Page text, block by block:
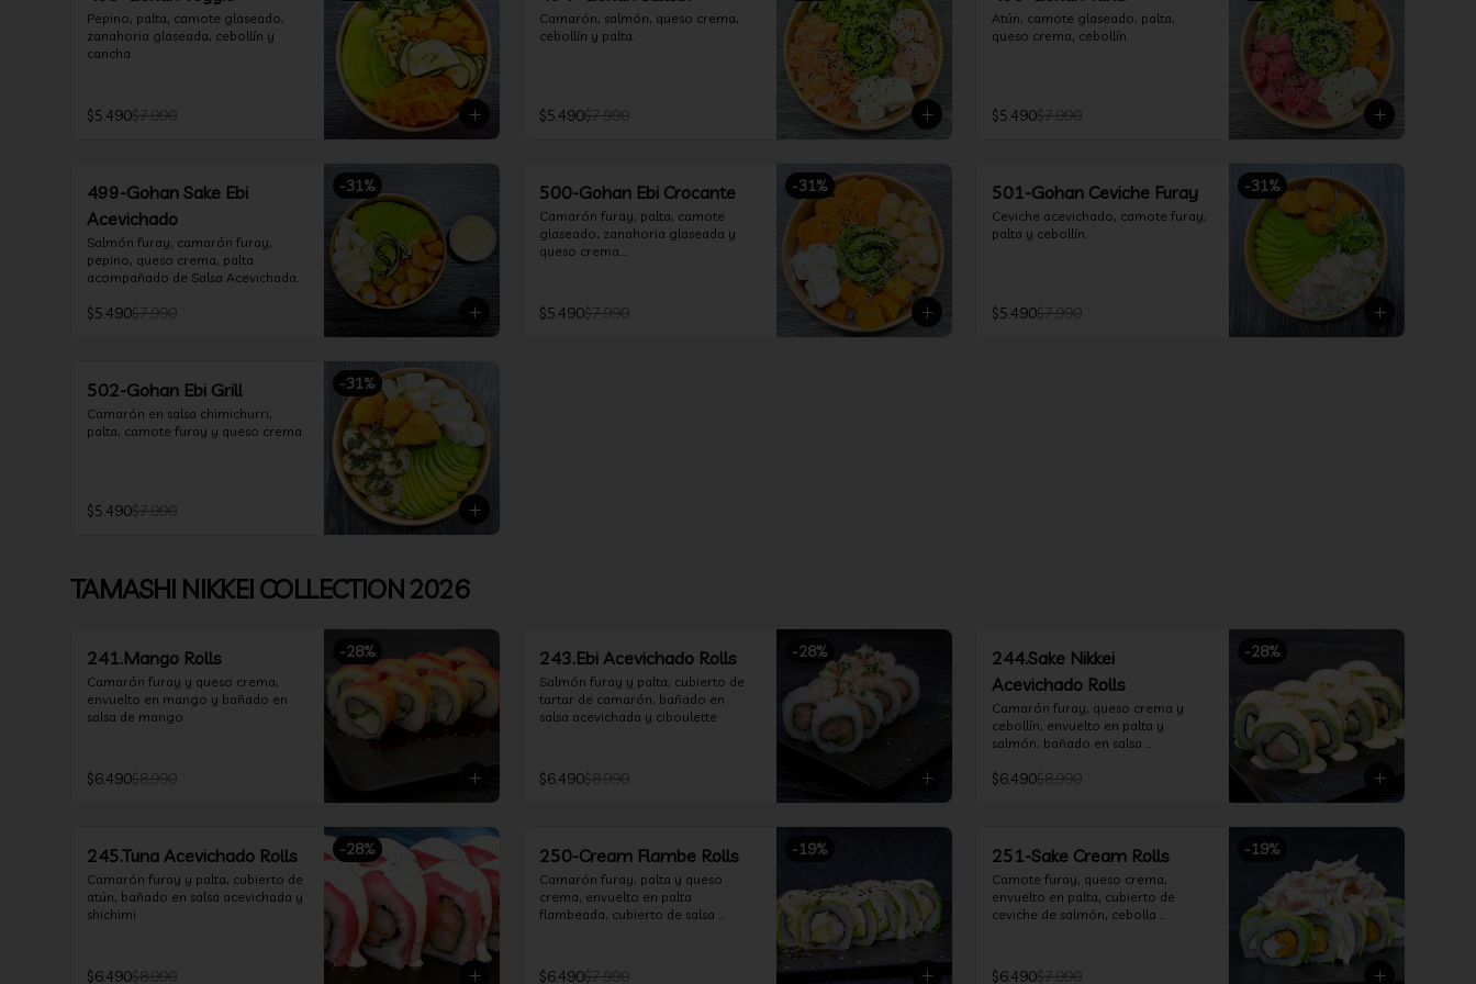
Pepino, palta, camote glaseado,
zanahoria glaseada, cebollín y
cancha.
$5.490$7.990
Camarón, salmón, queso crema,
cebollín y palta.
$5.490$7.990
Atún, camote glaseado, palta,
queso crema, cebollín.
$5.490$7.990
-31%
499-Gohan Sake Ebi
Acevichado
Salmón furay, camarón furay,
pepino, queso crema, palta
acompañado de Salsa Acevichada.
$5.490$7.990
-31%
500-Gohan Ebi Crocante
Camarón furay, palta, camote
glaseado, zanahoria glaseada y
queso crema.
$5.490$7.990
-31%
501-Gohan Ceviche Furay
Ceviche acevichado, camote furay,
palta y cebollín.
$5.490$7.990
-31%
502-Gohan Ebi Grill
Camarón en salsa chimichurri,
palta, camote furay y queso crema.
$5.490$7.990
TAMASHI NIKKEI COLLECTION 2026
-28%
241.Mango Rolls
Camarón furay y queso crema,
envuelto en mango y bañado en
salsa de mango
$6.490$8.990
-28%
243.Ebi Acevichado Rolls
Salmón furay y palta, cubierto de
tartar de camarón, bañado en
salsa acevichada y ciboulette
$6.490$8.990
-28%
244.Sake Nikkei
Acevichado Rolls
Camarón furay, queso crema y
cebollín, envuelto en palta y
salmón, bañado en salsa
$6.490$8.990
-28%
245.Tuna Acevichado Rolls
Camarón furay y palta, cubierto de
atún, bañado en salsa acevichada y
shichimi
$6.490$8.990
-19%
250-Cream Flambe Rolls
Camarón furay, palta y queso
crema, envuelto en palta
flambeada, cubierto de salsa
$6.490$7.990
-19%
251-Sake Cream Rolls
Camote furay, queso crema,
envuelto en palta, cubierto de
ceviche de salmón, cebolla
$6.490$7.990